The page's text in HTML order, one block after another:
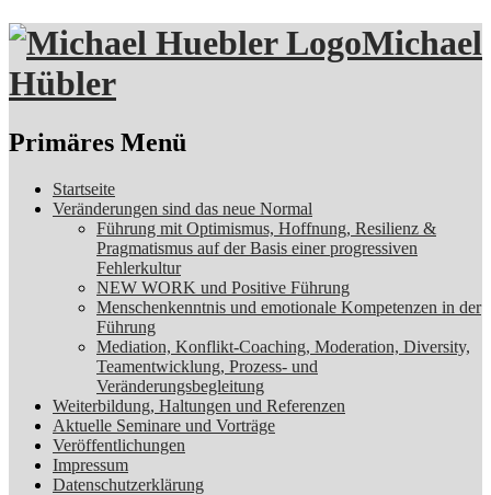
Michael
Hübler
Suchen
Primäres Menü
Zum
Inhalt
Startseite
Veränderungen sind das neue Normal
Führung mit Optimismus, Hoffnung, Resilienz &
Pragmatismus auf der Basis einer progressiven
Fehlerkultur
NEW WORK und Positive Führung
Menschenkenntnis und emotionale Kompetenzen in der
Führung
Mediation, Konflikt-Coaching, Moderation, Diversity,
Teamentwicklung, Prozess- und
Veränderungsbegleitung
Weiterbildung, Haltungen und Referenzen
Aktuelle Seminare und Vorträge
Veröffentlichungen
Impressum
Datenschutzerklärung